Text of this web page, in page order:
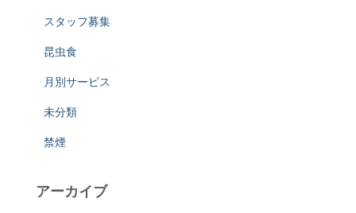
スタッフ募集
昆虫食
月別サービス
未分類
禁煙
アーカイブ